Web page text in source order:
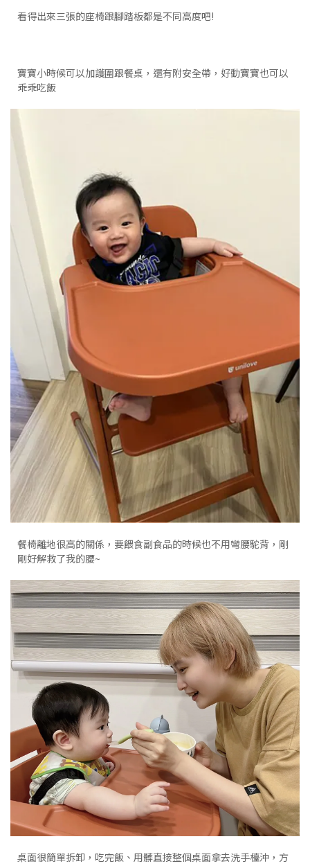
看得出來三張的座椅跟腳踏板都是不同高度吧!
寶寶小時候可以加護圍跟餐桌，還有附安全帶，好動寶寶也可以
乖乖吃飯
餐椅離地很高的關係，要餵食副食品的時候也不用彎腰駝背，剛
剛好解救了我的腰~
桌面很簡單拆卸，吃完飯、用髒直接整個桌面拿去洗手檯沖，方